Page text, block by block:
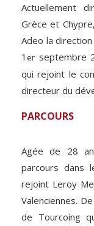
Actuellement
Grèce et Chypre,
Adeo la
1 er septembre
qui rejoint le
directeur du
PARCOURS
Agée de 28
parcours dans
rejoint Leroy
Valenciennes.
de Tourcoing